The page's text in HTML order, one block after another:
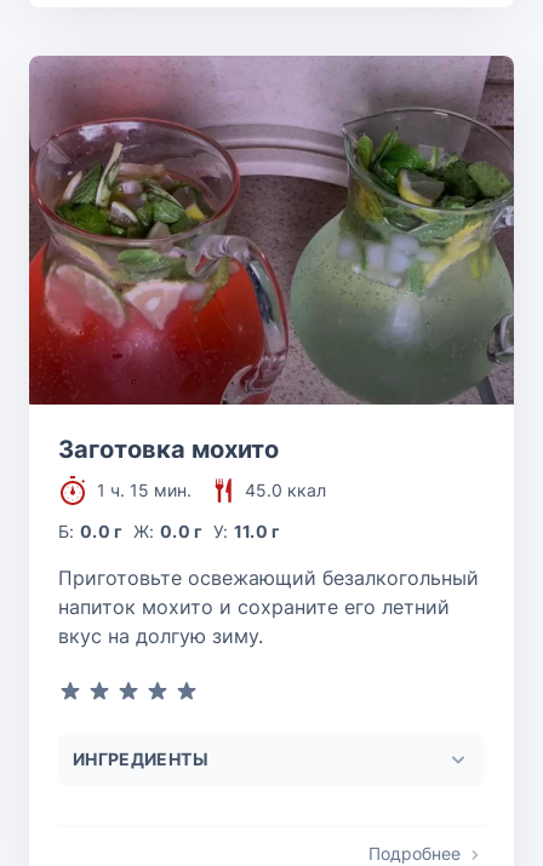
Заготовка мохито
1 ч. 15 мин.
45.0 ккал
Б:0.0 г Ж: 0.0 г У: 11.0 г
Приготовьте освежающий безалкогольный
напиток мохито и сохраните его летний
вкус на долгую зиму.
ИНГРЕДИЕНТЫ
Подробнее